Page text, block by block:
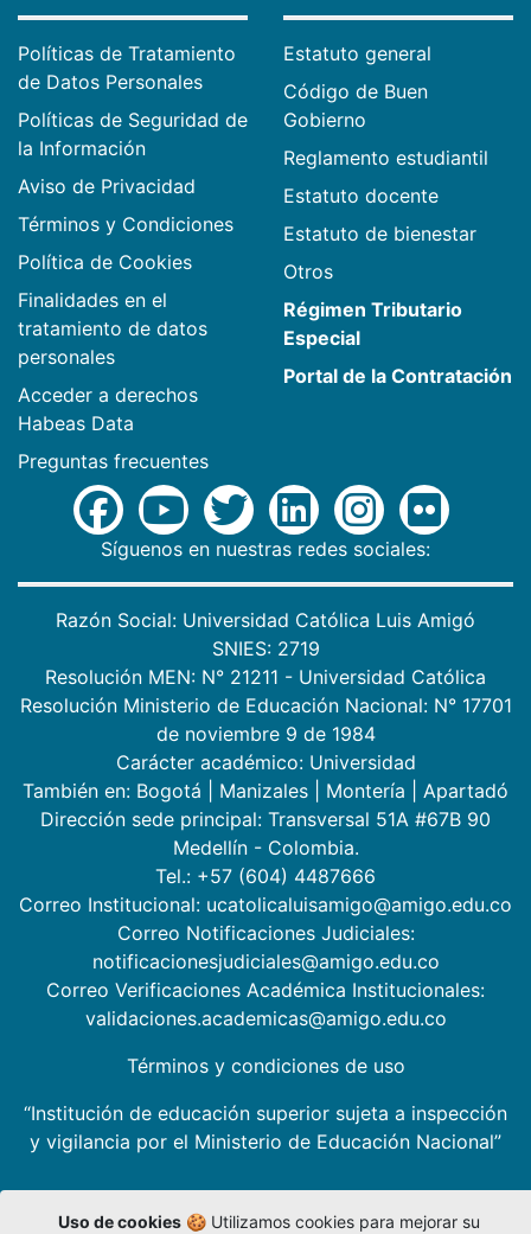
Políticas de Tratamiento
de Datos Personales
Políticas de Seguridad de
la Información
Aviso de Privacidad
Términos y Condiciones
Política de Cookies
Finalidades en el
tratamiento de datos
personales
Acceder a derechos
Habeas Data
Preguntas frecuentes
Estatuto general
Código de Buen
Gobierno
Reglamento estudiantil
Estatuto docente
Estatuto de bienestar
Otros
Régimen Tributario
Especial
Portal de la Contratación
Síguenos en nuestras redes sociales:
Razón Social: Universidad Católica Luis Amigó
SNIES: 2719
Resolución MEN: N° 21211 - Universidad Católica
Resolución Ministerio de Educación Nacional: N° 17701
de noviembre 9 de 1984
Carácter académico: Universidad
También en: Bogotá Manizales Montería
Apartadó
Dirección sede principal: Transversal 51A #67B 90
Medellín - Colombia.
Tel.: +57 (604) 4487666
Correo Institucional: ucatolicaluisamigo@amigo.edu.co
Correo Notificaciones Judiciales:
notificacionesjudiciales@amigo.edu.co
Correo Verificaciones Académica Institucionales:
validaciones.academicas@amigo.edu.co
Términos y condiciones de uso
“Institución de educación superior sujeta a inspección
y vigilancia por el Ministerio de Educación Nacional”
Uso de cookies🍪 Utilizamos cookies para mejorar su